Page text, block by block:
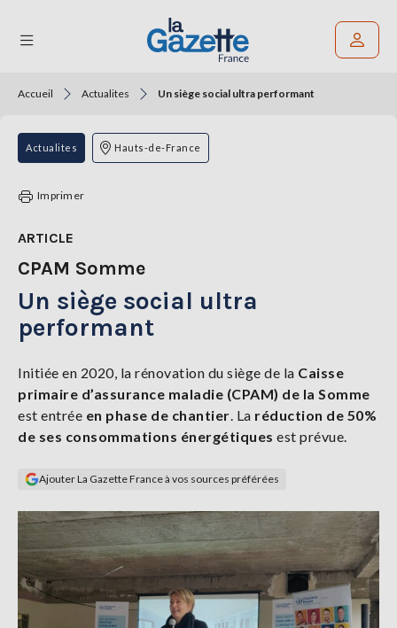
THÉMATIQUES
RÉGIONS
TENDANCES
SERVICES
LA
GAZETTE
connecter
S'abonner
Accueil Actualites Un siège social ultra performant
Actualites Hauts-de-France
Imprimer
ARTICLE
CPAM Somme
Un siège social ultra
performant
Initiée en 2020, la rénovation du siège de la Caisse
primaire d’assurance maladie (CPAM) de la Somme
est entrée en phase de chantier. La réduction de 50%
de ses consommations énergétiques est prévue.
Ajouter La Gazette France à vos sources préférées